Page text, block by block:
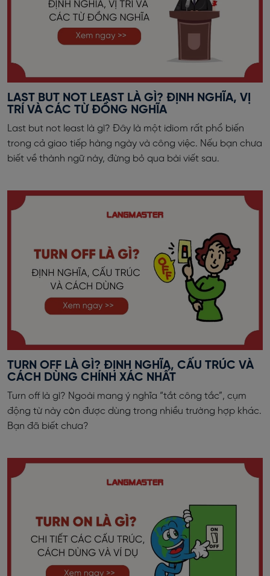
LAST BUT NOT LEAST LÀ GÌ? ĐỊNH NGHĨA, VỊ
TRÍ VÀ CÁC TỪ ĐỒNG NGHĨA
Last but not least là gì? Đây là một idiom rất phổ biến
trong cả giao tiếp hàng ngày và công việc. Nếu bạn chưa
biết về thành ngữ này, đừng bỏ qua bài viết sau.
TURN OFF LÀ GÌ? ĐỊNH NGHĨA, CẤU TRÚC VÀ
CÁCH DÙNG CHÍNH XÁC NHẤT
Turn off là gì? Ngoài mang ý nghĩa “tắt công tắc”, cụm
động từ này còn được dùng trong nhiều trường hợp khác.
Bạn đã biết chưa?